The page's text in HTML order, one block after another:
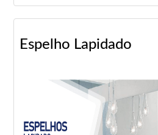
Espelho Lapidado